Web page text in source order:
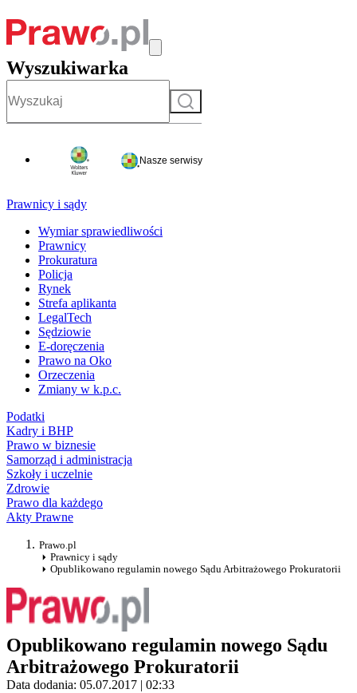
Wyszukiwarka
Szukaj
Nasze serwisy
Prawnicy i sądy
Wymiar sprawiedliwości
Prawnicy
Prokuratura
Policja
Rynek
Strefa aplikanta
LegalTech
Sędziowie
E-doręczenia
Prawo na Oko
Orzeczenia
Zmiany w k.p.c.
Podatki
Kadry i BHP
Prawo w biznesie
Samorząd i administracja
Szkoły i uczelnie
Zdrowie
Prawo dla każdego
Akty Prawne
Prawo.pl
Prawnicy i sądy
Opublikowano regulamin nowego Sądu Arbitrażowego Prokuratorii
Opublikowano regulamin nowego Sądu
Arbitrażowego Prokuratorii
Data dodania: 05.07.2017 | 02:33